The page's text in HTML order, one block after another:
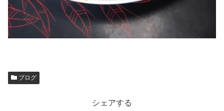
ブログ
シェアする